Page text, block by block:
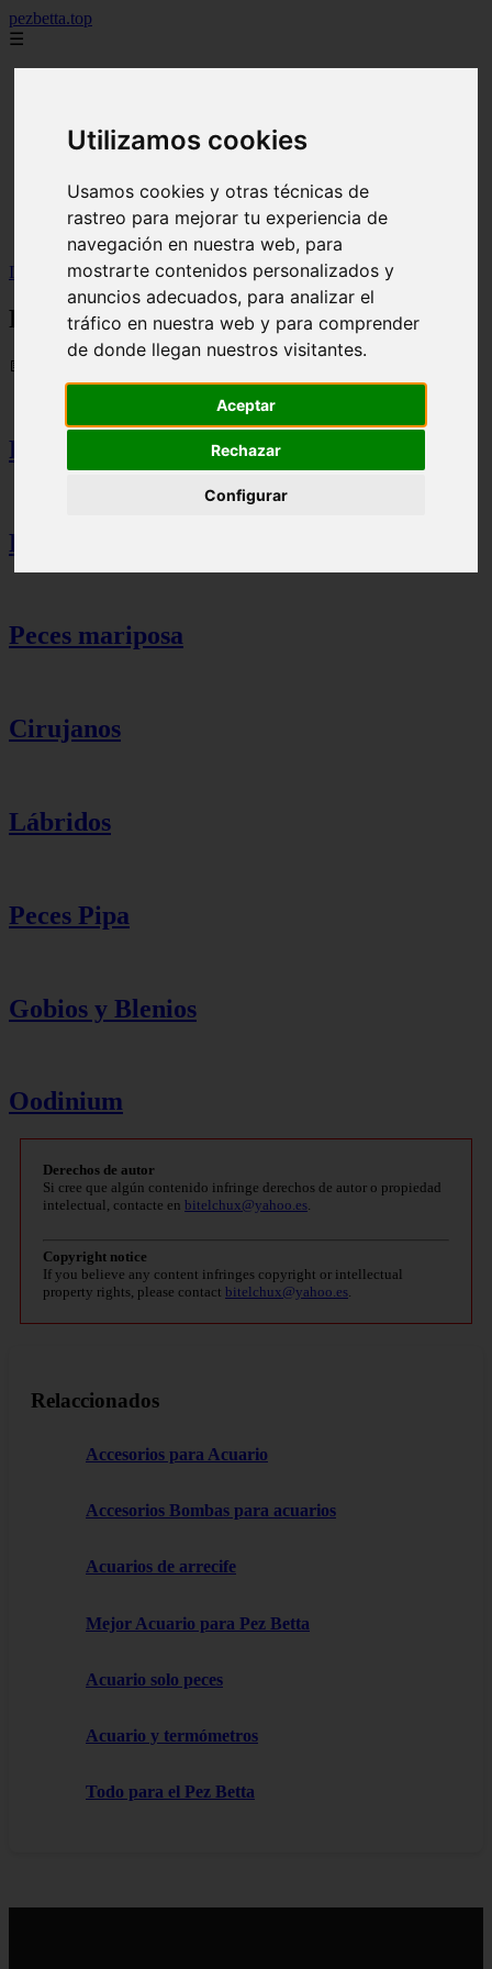
Utilizamos cookies
Usamos cookies y otras técnicas de
rastreo para mejorar tu experiencia de
navegación en nuestra web, para
mostrarte contenidos personalizados y
anuncios adecuados, para analizar el
tráfico en nuestra web y para comprender
de donde llegan nuestros visitantes.
Aceptar
Rechazar
Configurar
pezbetta.top
☰
enchapes
filtro
panales
parches
Inicio
peces >Peces tropicales
Peces tropicales
📅 02/09/2025
Peces cofre
Peces ángel
Peces mariposa
Cirujanos
Lábridos
Peces Pipa
Gobios y Blenios
Oodinium
Derechos de autor
Si cree que algún contenido infringe derechos de autor o propiedad
intelectual, contacte en bitelchux@yahoo.es.
Copyright notice
If you believe any content infringes copyright or intellectual
property rights, please contact bitelchux@yahoo.es.
Relaccionados
Accesorios para Acuario
Accesorios Bombas para acuarios
Acuarios de arrecife
Mejor Acuario para Pez Betta
Acuario solo peces
Acuario y termómetros
Todo para el Pez Betta